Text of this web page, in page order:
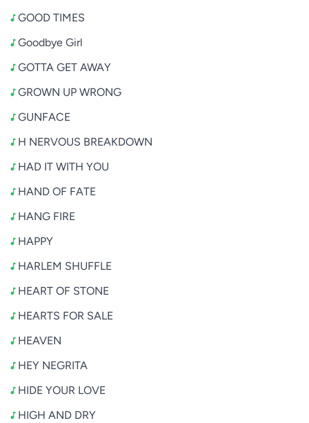
GOOD TIMES
Goodbye Girl
GOTTA GET AWAY
GROWN UP WRONG
GUNFACE
H NERVOUS BREAKDOWN
HAD IT WITH YOU
HAND OF FATE
HANG FIRE
HAPPY
HARLEM SHUFFLE
HEART OF STONE
HEARTS FOR SALE
HEAVEN
HEY NEGRITA
HIDE YOUR LOVE
HIGH AND DRY